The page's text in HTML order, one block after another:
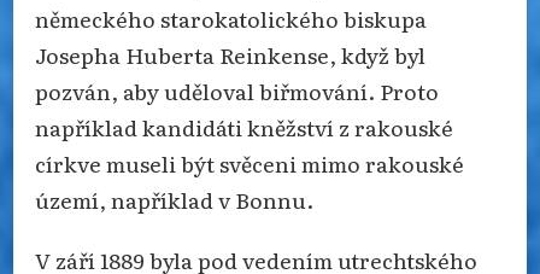
německého starokatolického biskupa
Josepha Huberta Reinkense, když byl
pozván, aby uděloval biřmování. Proto
například kandidáti kněžství z rakouské
církve museli být svěceni mimo rakouské
území, například v Bonnu.
V září 1889 byla pod vedením utrechtského